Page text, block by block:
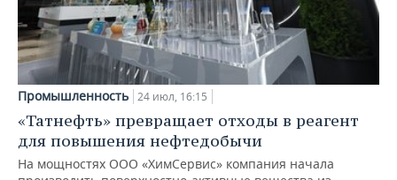
Промышленность 24 июл, 16:15
«Татнефть» превращает отходы в реагент
для повышения нефтедобычи
На мощностях ООО «ХимСервис» компания начала